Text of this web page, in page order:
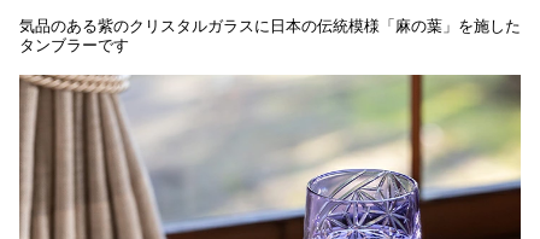
気品のある紫のクリスタルガラスに日本の伝統模様「麻の葉」を施した
タンブラーです